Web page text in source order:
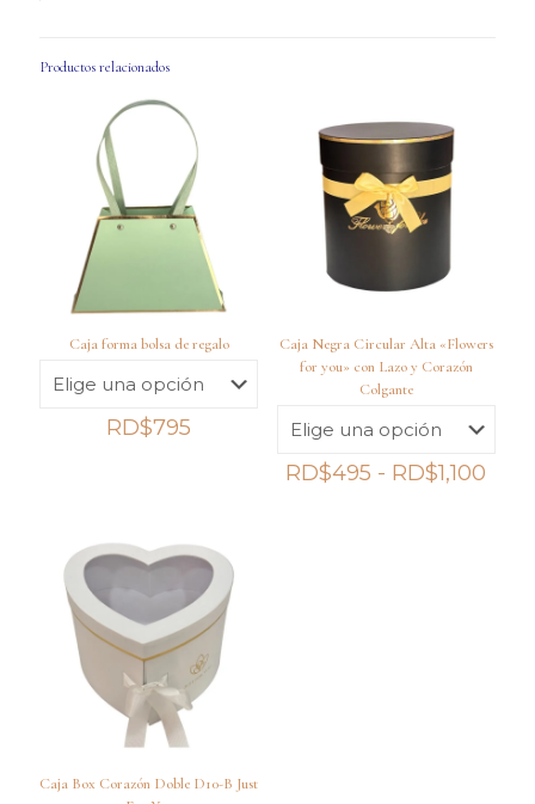
Productos relacionados
Caja forma bolsa de regalo
RD$795
Caja Negra Circular Alta «Flowers
for you» con Lazo y Corazón
Colgante
RD$495 - RD$1,100
Caja Box Corazón Doble D10-B Just